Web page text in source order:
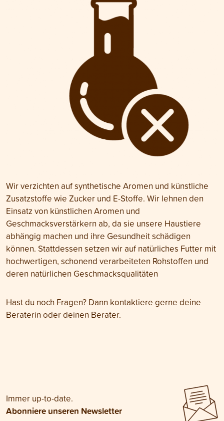
Wir verzichten auf synthetische Aromen und künstliche
Zusatzstoffe wie Zucker und E-Stoffe. Wir lehnen den
Einsatz von künstlichen Aromen und
Geschmacksverstärkern ab, da sie unsere Haustiere
abhängig machen und ihre Gesundheit schädigen
können. Stattdessen setzen wir auf natürliches Futter mit
hochwertigen, schonend verarbeiteten Rohstoffen und
deren natürlichen Geschmacksqualitäten
Hast du noch Fragen? Dann kontaktiere gerne deine
Beraterin oder deinen Berater.
Immer up-to-date.
Abonniere unseren Newsletter